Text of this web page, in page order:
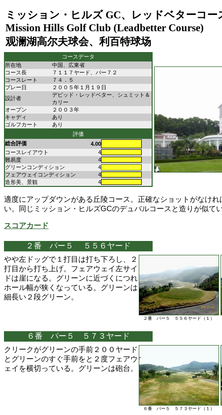
ミッション・ヒルズGC、レッドベターコー
Mission Hills Golf Club (Leadbetter Course)
观澜湖高尔夫球会、利百特球场
コースデータ
所在地
中国、広東省
コース長
７１１７ヤード、パー７２
コースレート
７４．５
プレー日
２００５年１月１９日
設計者
デビッド・レッドベター、シュミット＆
カリー
オープン
２００３年
キャディ
あり
ゴルフカート
あり
評価
総合評価
4.00
コースレイアウト
4
難易度
4
グリーンコンディション
4
フェアウェイコンディション
4
造形美、景観
4
適度にアップダウンがある丘陵コース。正確なショットがなけ
い。同じミッション・ヒルズGCのデュバルコースと造りが似て
スコアカード
２番 パー５ ５５６ヤード
２番 パー５ ５５６ヤード（１）
やや左ドッグで１打目は打ち下ろし、２
打目から打ち上げ。フェアウェイ左サイ
ドは崖になる。グリーンに近づくにつれ
ホール幅が狭くなっている。グリーンは
細長い２段グリーン。
６番 パー５ ５７３ヤード
６番 パー５ ５７３ヤード（１）
クリークがグリーンの手前２００ヤード
とグリーンのすぐ手前をと２度フェアウ
ェイを横切っている。グリーンは砲台。